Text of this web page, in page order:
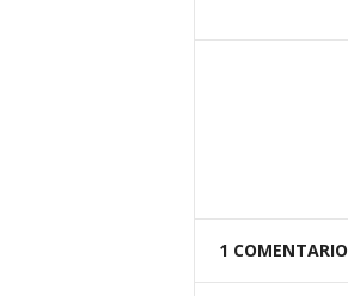
1 COMENTARIO